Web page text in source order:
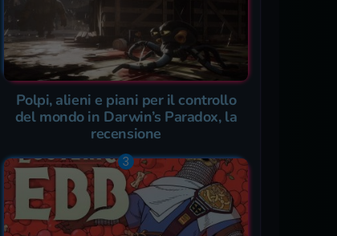
Polpi, alieni e piani per il controllo
del mondo in Darwin’s Paradox, la
recensione